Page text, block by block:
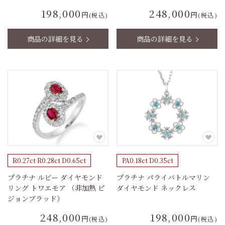
198,000 円(税込)
商品の詳細を見る
248,000円(税込)
商品の詳細を見る
R0.27ct R0.28ct D0.65ct
プラチナ ルビー ダイヤモンド
リング トワエモア （非加熱 ピ
ジョンブラッド）
248,000 円(税込)
PA0.18ct D0.35ct
プラチナ パライバトルマリン
ダイヤモンド ネックレス
198,000円(税込)